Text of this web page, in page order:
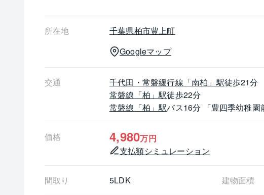
《リフォーム内容》
・ビルトイン食洗器交換（2021年10月）
・浴室乾燥機新規取付（2020年9月）
・3口ガスコンロ交換（2018年5月）
・台所水栓交換（2018年3月）
・TVモニターホン新規取付（2023年4月）
・セカンドカーや来客用にうれしい2台分のカースペース有
《リビングメッセージ》
・マミーマート 柏旭町店（約770ｍ）
所在地 千葉県柏市豊上町
Googleマップ
交通 千代田・常磐緩行線 「南柏」駅徒歩21分
常磐線 「柏」駅徒歩22分
常磐線 「柏」駅バス16分 「豊四季幼稚園
価格 4,980万円
支払額シミュレーション
間取り 5LDK 建物面積